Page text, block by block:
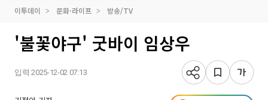
이투데이 문화·라이프 방송/TV
'불꽃야구' 굿바이 임상우
입력 2025-12-02 07:13